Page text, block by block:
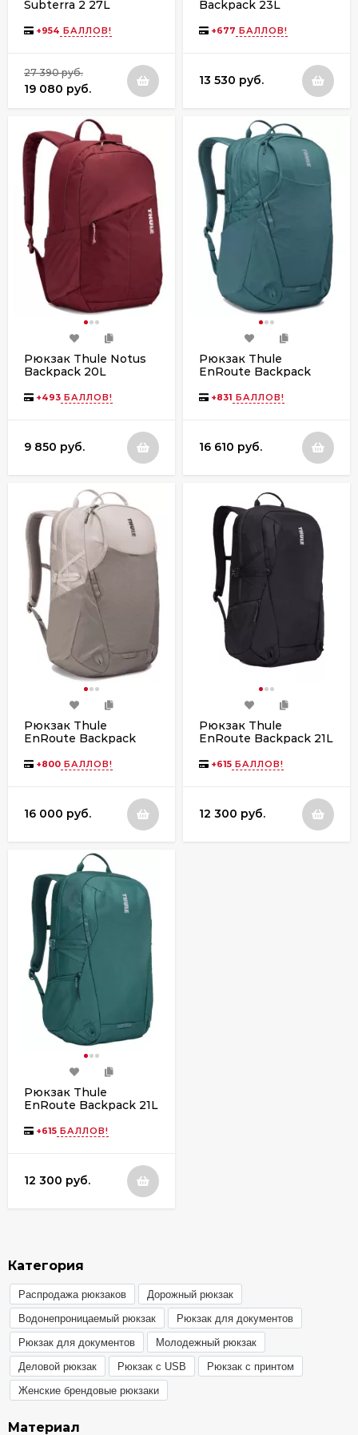
Subterra 2 27L
+954 БАЛЛОВ!
27 390 руб.
19 080 руб.
Backpack 23L
+677 БАЛЛОВ!
13 530 руб.
Рюкзак Thule Notus
Backpack 20L
Maroon
+493 БАЛЛОВ!
9 850 руб.
Рюкзак Thule
EnRoute Backpack
Green
+831 БАЛЛОВ!
16 610 руб.
Рюкзак Thule
EnRoute Backpack
Pelican/Vetiver
+800 БАЛЛОВ!
16 000 руб.
Рюкзак Thule
EnRoute Backpack 21L
+615 БАЛЛОВ!
12 300 руб.
Рюкзак Thule
EnRoute Backpack 21L
Green
+615 БАЛЛОВ!
12 300 руб.
Категория
Распродажа рюкзаков
Дорожный рюкзак
Водонепроницаемый рюкзак
Рюкзак для документов
Рюкзак для документов
Молодежный рюкзак
Деловой рюкзак
Рюкзак с USB
Рюкзак с принтом
Женские брендовые рюкзаки
Материал